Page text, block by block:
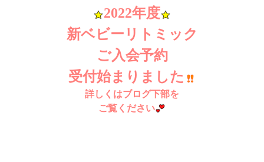
2022年度
新ベビーリトミック
ご入会予約
受付始まりました
詳しくはブログ下部を
ご覧ください